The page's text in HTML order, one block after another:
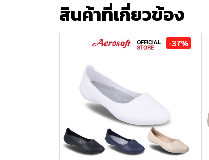
สินค้าที่เกี่ยวข้อง
-37%